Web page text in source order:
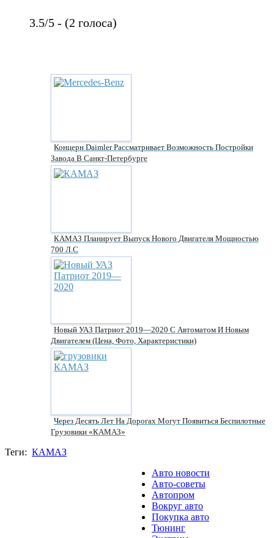
3.5/5 - (2 голоса)
Концерн Daimler Рассматривает Возможность Постройки
Завода В Санкт-Петербурге
КАМАЗ Планирует Выпуск Нового Двигателя Мощностью
700 Л.с
Новый УАЗ Патриот 2019—2020 С Автоматом И Новым
Двигателем (цена, Фото, Характеристики)
Через Десять Лет На Дорогах Могут Появиться Беспилотные
Грузовики «КАМАЗ»
Теги: КАМАЗ
Авто новости
Авто-советы
Автопром
Вокруг авто
Покупка авто
Тюнинг